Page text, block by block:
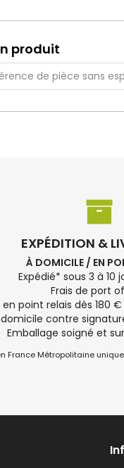
produit
EXPÉDITION &
À DOMICILE / EN
Expédié* sous 3 à 10
Frais de port
en point relais dès 180
contre
Emballage soigné et
France Métropolitaine